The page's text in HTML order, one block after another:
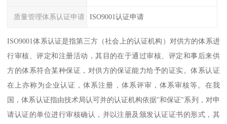
质量管理体系认证申请 ISO9001认证申请
ISO9001体系认证是指第三方（社会上的认证机构）对供方的体系进
行审核、评定和注册活动，其目的在于通过审核、评定和事后来供
方的体系符合某种保证，对供方的保证能力给予的证实。体系认证
在上亦称为企业认证，体系注册，体系评审，体系审核等。在我
国，体系认证指由技术局认可并的认证机构依据"和保证"系列，对申
请认证的单位进行审核确认，并以注册及颁发认证证书的形式，其